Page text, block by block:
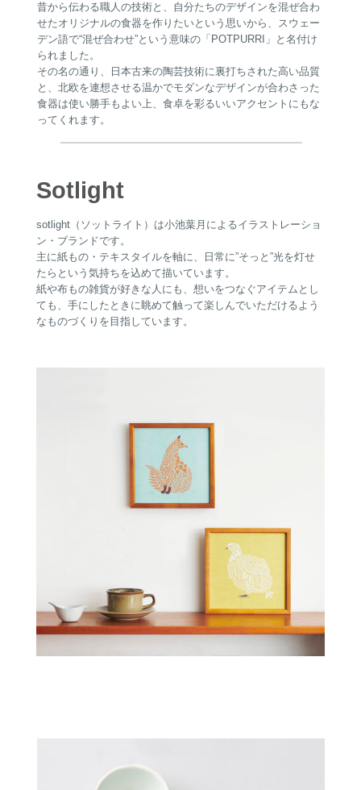
昔から伝わる職人の技術と、自分たちのデザインを混ぜ合わ
せたオリジナルの食器を作りたいという思いから、スウェー
デン語で“混ぜ合わせ”という意味の「POTPURRI」と名付け
られました。
その名の通り、日本古来の陶芸技術に裏打ちされた高い品質
と、北欧を連想させる温かでモダンなデザインが合わさった
食器は使い勝手もよい上、食卓を彩るいいアクセントにもな
ってくれます。
Sotlight
sotlight（ソットライト）は小池葉月によるイラストレーショ
ン・ブランドです。
主に紙もの・テキスタイルを軸に、日常に”そっと”光を灯せ
たらという気持ちを込めて描いています。
紙や布もの雑貨が好きな人にも、想いをつなぐアイテムとし
ても、手にしたときに眺めて触って楽しんでいただけるよう
なものづくりを目指しています。